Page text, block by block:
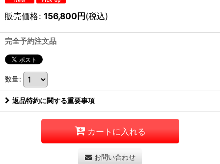
販売価格: 156,800円(税込)
完全予約注文品
数量:
返品特約に関する重要事項
カートに入れる
お問い合わせ